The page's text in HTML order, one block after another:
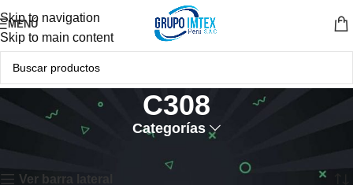
Skip to navigation
Skip to main content
MENÚ
C308
Categorías
Ver barra lateral